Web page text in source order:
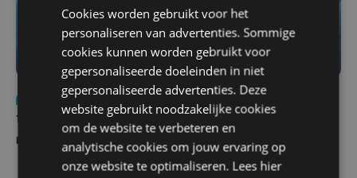
Nieuws
Yaro (19), slachtoffer van vechtpartij, is na
maandenlange coma overleden
Cookies worden gebruikt voor het
personaliseren van advertenties. Sommige
cookies kunnen worden gebruikt voor
gepersonaliseerde doeleinden in niet
gepersonaliseerde advertenties. Deze
website gebruikt noodzakelijke cookies
om de website te verbeteren en
analytische cookies om jouw ervaring op
onze website te optimaliseren. Lees hier